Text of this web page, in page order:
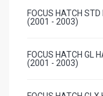
FOCUS HATCH
(2001 - 2003)
FOCUS HATCH GL
(2001 - 2003)